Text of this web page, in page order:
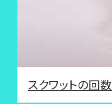
スクワットの回